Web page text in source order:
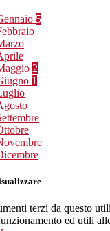
5
2
1
terzi da questo
ed utili